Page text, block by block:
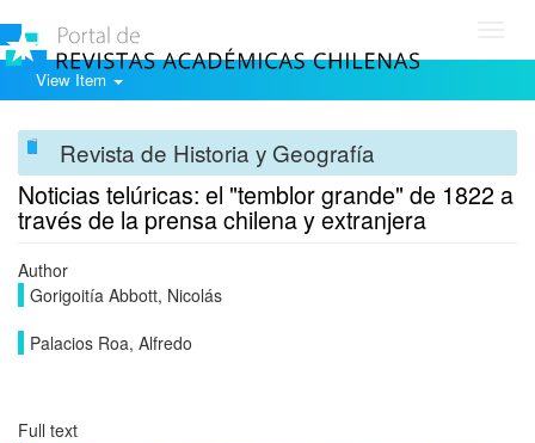
View Item
Revista de Historia y Geografía
Noticias telúricas: el "temblor grande" de 1822 a
través de la prensa chilena y extranjera
Author
Gorigoití­a Abbott, Nicolás
Palacios Roa, Alfredo
Full text